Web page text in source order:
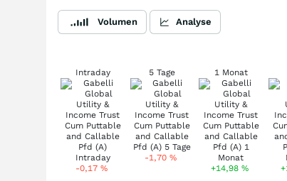
Volumen Analyse
Intraday
-0,17 %
5 Tage
-1,70 %
1 Monat
+14,98 %